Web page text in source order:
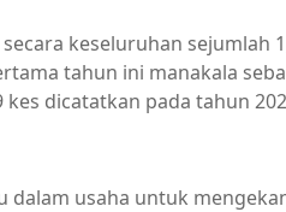
keseluruhan sejumlah
tahun ini manakala
kes dicatatkan pada tahun
dalam usaha untuk